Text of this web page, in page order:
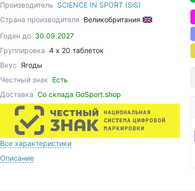
Производитель SCIENCE IN SPORT (SiS)
Страна производителя Великобритания
Годен до 30.09.2027
Группировка 4 x 20 таблеток
Вкус Ягоды
Честный знак Есть
Доставка Со склада GoSport.shop
Все характеристики
Описание